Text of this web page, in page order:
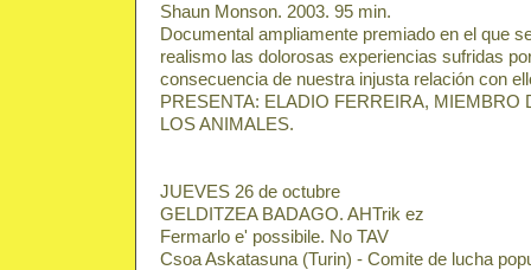
Shaun Monson. 2003. 95 min.
Documental ampliamente premiado en el que
realismo las dolorosas experiencias sufridas
consecuencia de nuestra injusta relación con
PRESENTA: ELADIO FERREIRA, MIEMBRO
LOS ANIMALES.
JUEVES 26 de octubre
GELDITZEA BADAGO. AHTrik ez
Fermarlo e' possibile. No TAV
Csoa Askatasuna (Turin) - Comite de lucha